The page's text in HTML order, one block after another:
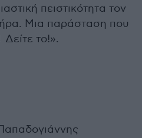
πειστικότητα τον
Μια παράσταση που
το!».